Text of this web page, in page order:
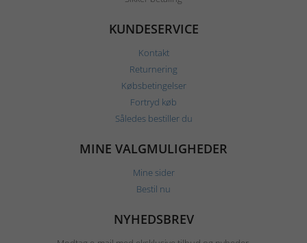
KUNDESERVICE
Kontakt
Returnering
Købsbetingelser
Fortryd køb
Således bestiller du
MINE VALGMULIGHEDER
Mine sider
Bestil nu
NYHEDSBREV